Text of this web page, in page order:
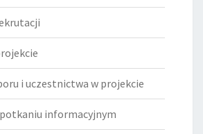
i uczestnictwa w projekcie
informacyjnym